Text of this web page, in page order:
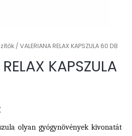
/ VALERIANA RELAX KAPSZULA 60 DB
KAPSZULA
priceolyan gyógynövények kivonatát